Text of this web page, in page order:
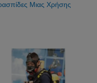
Μιας Χρήσης